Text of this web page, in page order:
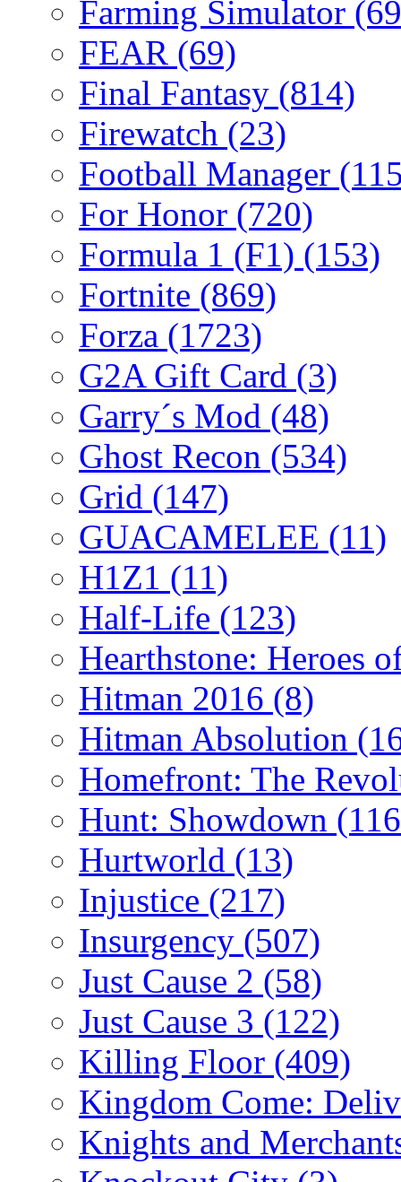
Farming Simulator
FEAR (69)
Final Fantasy (814)
Firewatch (23)
Football Manager
For Honor (720)
Formula 1 (F1) (153)
Fortnite (869)
Forza (1723)
G2A Gift Card (3)
Garry´s Mod (48)
Ghost Recon (534)
Grid (147)
GUACAMELEE (11)
H1Z1 (11)
Half-Life (123)
Hearthstone: Heroes
Hitman 2016 (8)
Hitman Absolution
Homefront: The
Hunt: Showdown
Hurtworld (13)
Injustice (217)
Insurgency (507)
Just Cause 2 (58)
Just Cause 3 (122)
Killing Floor (409)
Kingdom Come:
Knights and